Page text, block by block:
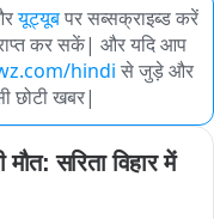
यूट्यूबपर सब्सक्राइब्ड करें
कर सकें| और यदि आप
hindi से जुड़े और
छोटी खबर|
सरिता विहार में